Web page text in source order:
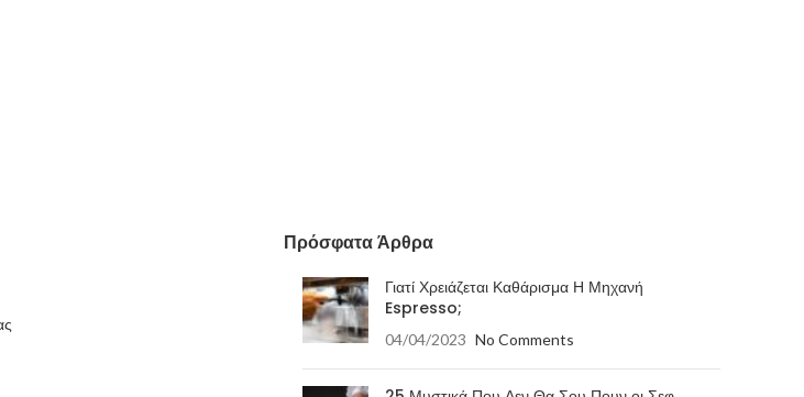
Πρόσφατα Άρθρα
Γιατί Χρειάζεται Καθάρισμα Η Μηχανή
Espresso;
04/04/2023 No Comments